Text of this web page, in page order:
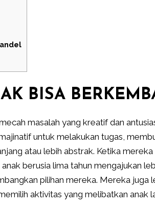
BISA
masalah yang kreatif dan
untuk melakukan tugas,
atau lebih abstrak. Ketika
berusia lima tahun mengajukan
pilihan mereka. Mereka juga
aktivitas yang melibatkan anak